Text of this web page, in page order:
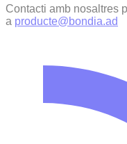
Contacti amb nosaltres
a producte@bondia.ad